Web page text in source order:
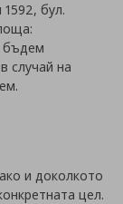
бул.
случай на
и доколкото
цел.